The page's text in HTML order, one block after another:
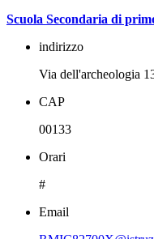
Scuola Secondaria di
indirizzo
Via dell'archeologia
CAP
00133
Orari
#
Email